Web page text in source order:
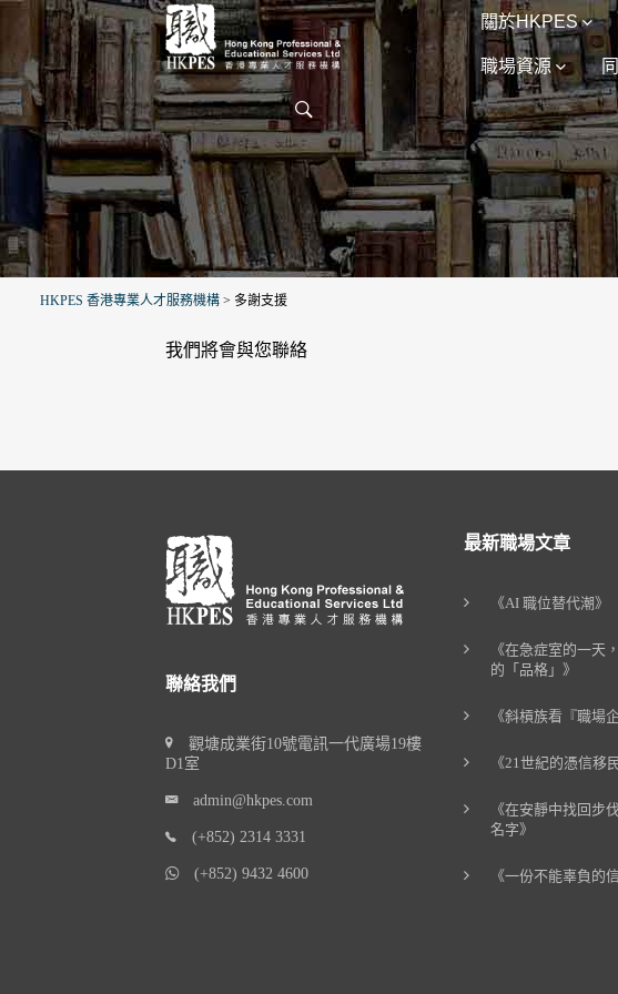
關於HKPES
職場資源
HKPES 香港專業人才服務機構 > 多謝支援
我們將會與您聯絡
聯絡我們
觀塘成業街10號電訊一代廣場19樓
D1室
admin@hkpes.com
(+852) 2314 3331
(+852) 9432 4600
最新職場文章
《AI 職位替代潮》
《在急症室的一天
的「品格」》
《斜槓族看『職場
《21世紀的憑信移民
《在安靜中找回步
名字》
《一份不能辜負的